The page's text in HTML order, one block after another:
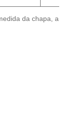
da chapa, a